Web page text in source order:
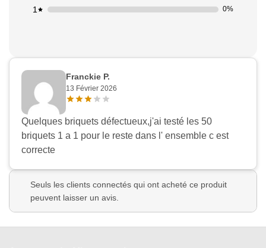
1 0%
Franckie P.
13 Février 2026
Quelques briquets défectueux,j'ai testé les 50
briquets 1 a 1 pour le reste dans l' ensemble c est
correcte
Seuls les clients connectés qui ont acheté ce produit
peuvent laisser un avis.
Appliquer les filtres